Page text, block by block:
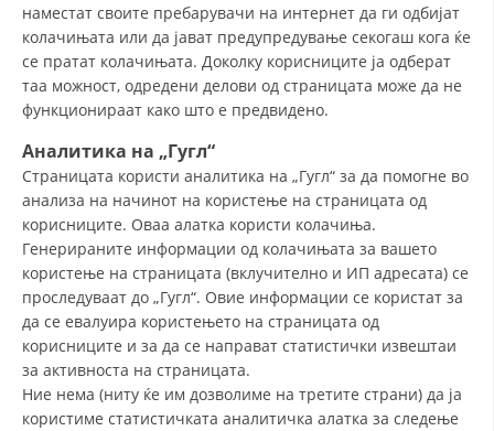
наместат своите пребарувачи на интернет да ги одбијат
колачињата или да јават предупредување секогаш кога ќе
се пратат колачињата. Доколку корисниците ја одберат
таа можност, одредени делови од страницата може да не
функционираат како што е предвидено.
Аналитика на „Гугл“
Страницата користи аналитика на „Гугл“ за да помогне во
анализа на начинот на користење на страницата од
корисниците. Оваа алатка користи колачиња.
Генерираните информации од колачињата за вашето
користење на страницата (вклучително и ИП адресата) се
проследуваат до „Гугл“. Овие информации се користат за
да се евалуира користењето на страницата од
корисниците и за да се направат статистички извештаи
за активноста на страницата.
Ние нема (ниту ќе им дозволиме на третите страни) да ја
користиме статистичката аналитичка алатка за следење